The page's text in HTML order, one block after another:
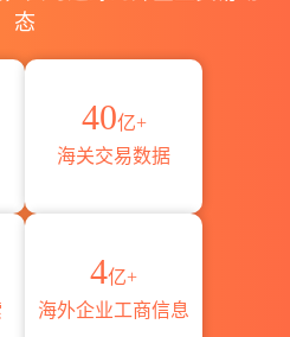
态
40亿+
海关交易数据
4亿+
海外企业工商信息